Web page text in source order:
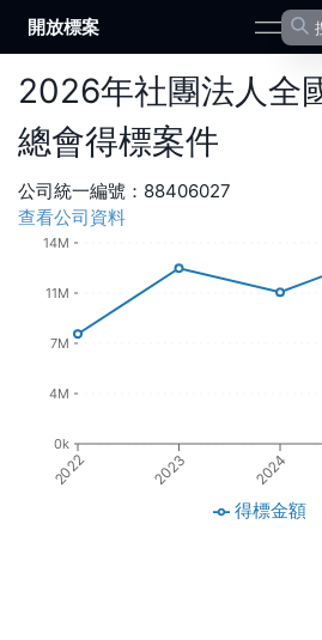
開放標案 open
2026年社團法人全
總會得標案件
公司統一編號： 88406027
查看公司資料
2022 2023 2024
0k
4M
7M
11M
14M
得標金額